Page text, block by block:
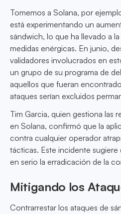
Tomemos a Solana, por
está experimentando un
sándwich, lo que ha llevado a
medidas enérgicas. En junio,
validadores involucrados en
un grupo de su programa de
aquellos que fueran
ataques serían excluidos
Tim Garcia, quien gestiona las
en Solana, confirmó que la
contra cualquier operador
tácticas. Este incidente
en serio la erradicación de la
Mitigando los
Contrarrestar los ataques de